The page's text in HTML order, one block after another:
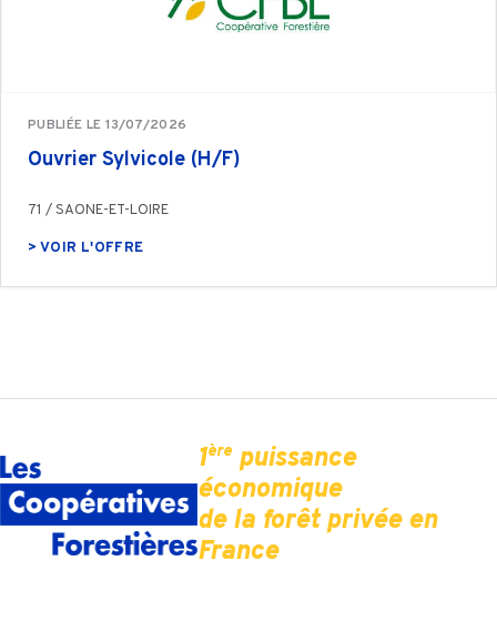
PUBLIÉE LE 13/07/2026
Ouvrier Sylvicole (H/F)
71 / SAONE-ET-LOIRE
> VOIR L'OFFRE
1èrepuissance
économique
de la forêt privée en
France